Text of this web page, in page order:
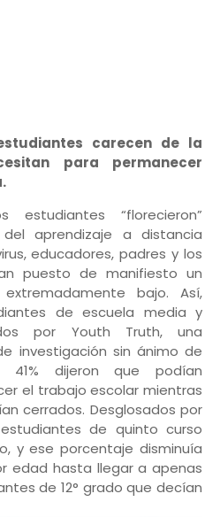
carecen de la
para permanecer
estudiantes “florecieron”
aprendizaje a distancia
educadores, padres y los
puesto de manifiesto un
bajo. Así,
de escuela media y
por Youth Truth, una
investigación sin ánimo de
41% dijeron que podían
el trabajo escolar mientras
cerrados. Desglosados ​​por
de quinto curso
y ese porcentaje disminuía
edad hasta llegar a apenas
de 12° grado que decían